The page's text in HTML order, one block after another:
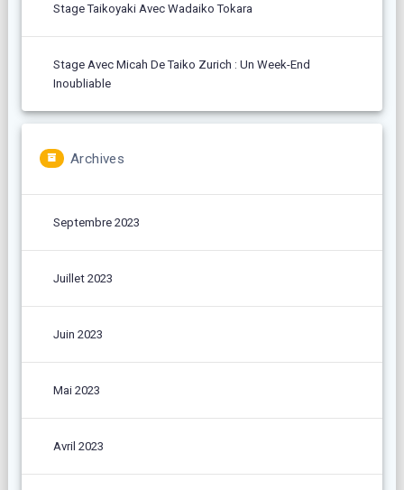
Stage Taikoyaki Avec Wadaiko Tokara
Stage Avec Micah De Taiko Zurich : Un Week-End
Inoubliable
Archives
Septembre 2023
Juillet 2023
Juin 2023
Mai 2023
Avril 2023